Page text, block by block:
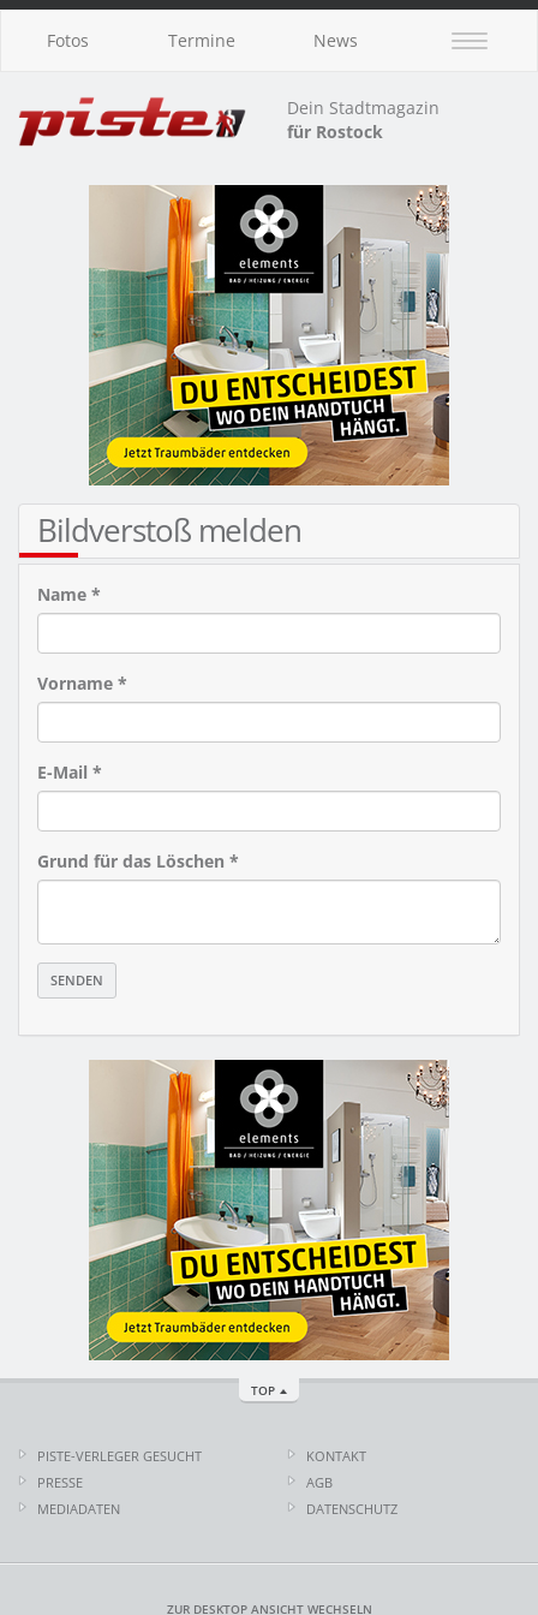
Fotos Termine News
Dein Stadtmagazin
für Rostock
Bildverstoß melden
Name *
Vorname *
E-Mail *
Grund für das Löschen *
TOP
PISTE-VERLEGER GESUCHT
PRESSE
MEDIADATEN
KONTAKT
AGB
DATENSCHUTZ
ZUR DESKTOP ANSICHT WECHSELN